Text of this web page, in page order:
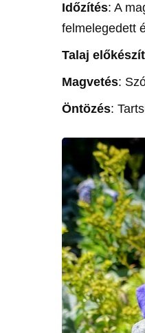
Időzítés: A
felmelegedett
Talaj
Magvetés:
Öntözés: